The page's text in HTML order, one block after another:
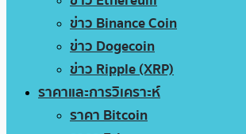
ข่าว Binance Coin
ข่าว Dogecoin
ข่าว Ripple (XRP)
ราคาและการวิเคราะห์
ราคา Bitcoin